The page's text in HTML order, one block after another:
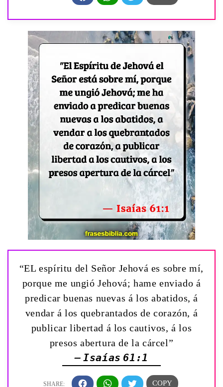
“EL espíritu del Señor Jehová es sobre mí,
porque me ungió Jehová; hame enviado á
predicar buenas nuevas á los abatidos, á
vendar á los quebrantados de corazón, á
publicar libertad á los cautivos, á los
presos abertura de la cárcel”
— Isaías 61:1